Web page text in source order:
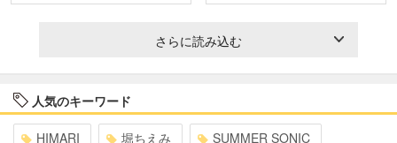
さらに読み込む
人気のキーワード
HIMARI 堀ちえみ SUMMER SONIC